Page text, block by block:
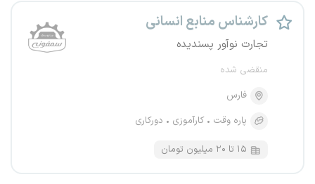
کارشناس منابع انسانی
تجارت نوآور پسندیده
منقضی شده
فارس
پاره وقت
کارآموزی دورکاری
۱۵ تا ۲۰ میلیون تومان